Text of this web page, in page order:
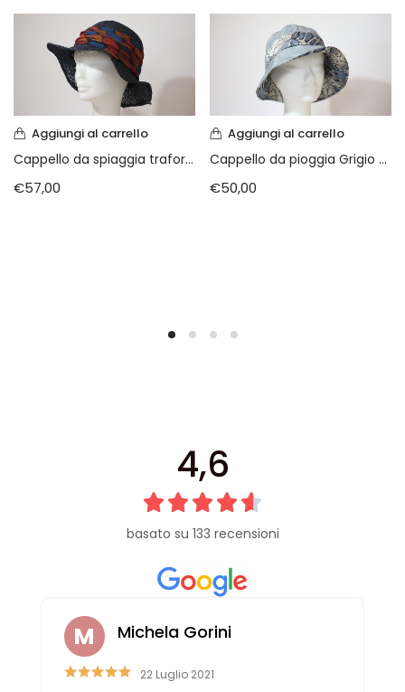
Aggiungi al carrello
Cappello da spiaggia traforato Blu Navy
€57,00
Aggiungi al carrello
Cappello da pioggia Grigio e pelle di serpente
€50,00
4,6
basato su 133 recensioni
Raffaella Casadei
26 Luglio 2019